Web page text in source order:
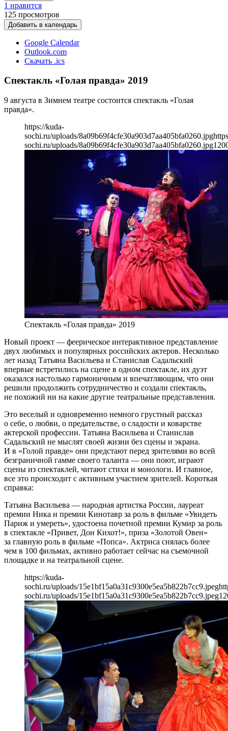
1 нравится
125 просмотров
Добавить в календарь
Google Calendar
Outlook.com
Скачать .ics
Спектакль «Голая правда» 2019
9 августа в Зимнем театре состоится спектакль «Голая
правда».
https://kuda-
sochi.ru/uploads/8a09b69f4cfe30a903d7aa405bfa0260.jpg
sochi.ru/uploads/8a09b69f4cfe30a903d7aa405bfa0260.jpg
Спектакль «Голая правда» 2019
Новый проект — феерическое интерактивное представление
двух любимых и популярных российских актеров. Несколько
лет назад Татьяна Васильева и Станислав Садальский
впервые встретились на сцене в одном спектакле, их дуэт
оказался настолько гармоничным и впечатляющим, что они
решили продолжить сотрудничество и создали спектакль,
не похожий ни на какие другие театральные представления.
Это веселый и одновременно немного грустный рассказ
о себе, о любви, о предательстве, о сладости и коварстве
актерской профессии. Татьяна Васильева и Станислав
Садальский не мыслят своей жизни без сцены и экрана.
И в «Голой правде» они предстают перед зрителями во всей
безграничной гамме своего таланта — они поют, играют
сцены из спектаклей, читают стихи и монологи. И главное,
все это происходит с активным участием зрителей. Короткая
справка:
Татьяна Васильева — народная артистка России, лауреат
премии Ника и премии Кинотавр за роль в фильме «Увидеть
Париж и умереть», удостоена почетной премии Кумир за роль
в спектакле «Привет, Дон Кихот!», приза «Золотой Овен»
за главную роль в фильме «Попса». Актриса снялась более
чем в 100 фильмах, активно работает сейчас на съемочной
площадке и на театральной сцене.
https://kuda-
sochi.ru/uploads/15e1bf15a0a31c9300e5ea5b822b7cc9.jpeg
sochi.ru/uploads/15e1bf15a0a31c9300e5ea5b822b7cc9.jpeg